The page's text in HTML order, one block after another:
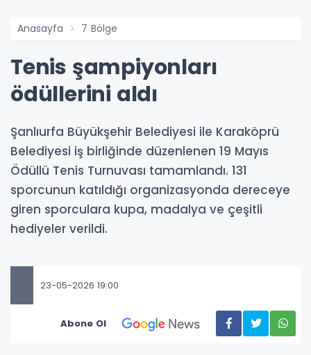
Anasayfa 7 Bölge
Tenis şampiyonları
ödüllerini aldı
Şanlıurfa Büyükşehir Belediyesi ile Karaköprü
Belediyesi iş birliğinde düzenlenen 19 Mayıs
Ödüllü Tenis Turnuvası tamamlandı. 131
sporcunun katıldığı organizasyonda dereceye
giren sporculara kupa, madalya ve çeşitli
hediyeler verildi.
23-05-2026 19:00
Abone Ol